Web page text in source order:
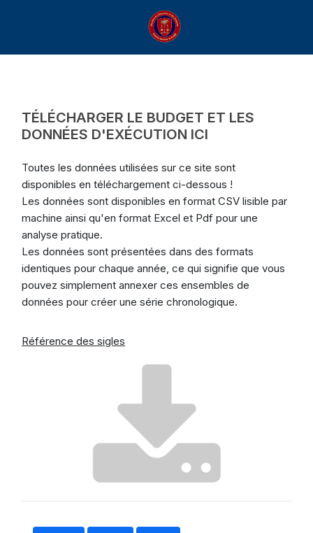
TÉLÉCHARGER LE BUDGET ET LES
DONNÉES D'EXÉCUTION ICI
Toutes les données utilisées sur ce site sont
disponibles en téléchargement ci-dessous !
Les données sont disponibles en format CSV lisible par
machine ainsi qu'en format Excel et Pdf pour une
analyse pratique.
Les données sont présentées dans des formats
identiques pour chaque année, ce qui signifie que vous
pouvez simplement annexer ces ensembles de
données pour créer une série chronologique.
Référence des sigles